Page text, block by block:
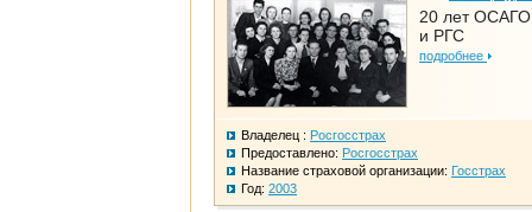
20 лет
и РГС
подробнее
Владелец : Росгосстрах
Предоставлено: Росгосстрах
Название страховой организации: Госстрах
Год: 2003